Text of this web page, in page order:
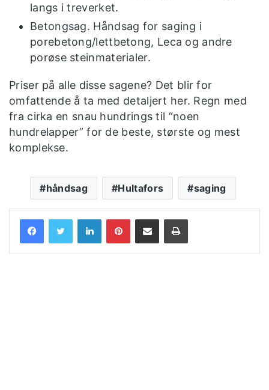
langs i treverket.
Betongsag. Håndsag for saging i
porebetong/lettbetong, Leca og andre
porøse steinmaterialer.
Priser på alle disse sagene? Det blir for
omfattende å ta med detaljert her. Regn med
fra cirka en snau hundrings til “noen
hundrelapper” for de beste, største og mest
komplekse.
håndsag Hultafors saging
LinkedInPinterestShare via Email Print